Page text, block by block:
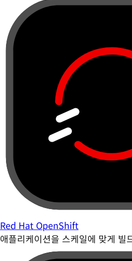
Red Hat OpenShift
애플리케이션을 스케일에 맞게 빌